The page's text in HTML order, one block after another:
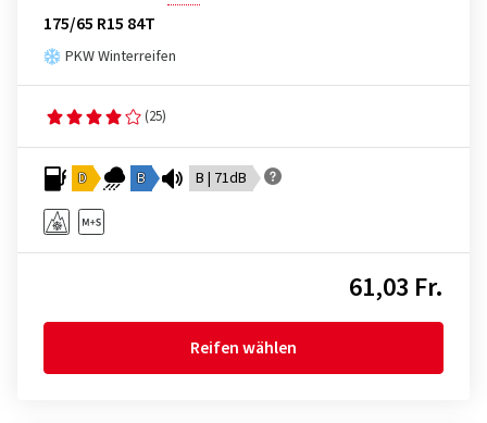
175/65 R15 84T
PKW Winterreifen
(25)
D B B | 71dB
61,03 Fr.
Reifen wählen